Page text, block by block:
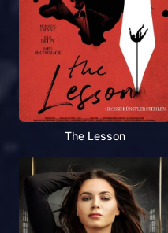
The Lesson